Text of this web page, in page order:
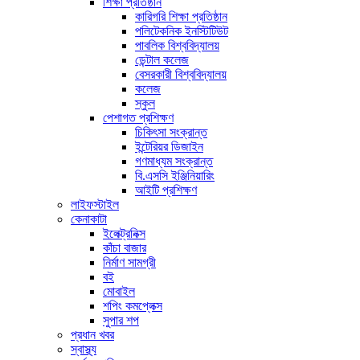
কারিগরি শিক্ষা প্রতিষ্ঠান
পলিটেকনিক ইনস্টিটিউট
পাবলিক বিশ্ববিদ্যালয়
ডেন্টাল কলেজ
বেসরকারী বিশ্ববিদ্যালয়
কলেজ
স্কুল
পেশাগত প্রশিক্ষণ
চিকিৎসা সংক্রান্ত
ইন্টেরিয়র ডিজাইন
গণমাধ্যম সংক্রান্ত
বি.এসসি ইঞ্জিনিয়ারিং
আইটি প্রশিক্ষণ
লাইফস্টাইল
কেনাকাটা
ইলেক্ট্রনিক্স
কাঁচা বাজার
নির্মাণ সামগ্রী
বই
মোবাইল
শপিং কমপ্লেক্স
সুপার শপ
প্রধান খবর
স্বাস্থ্য